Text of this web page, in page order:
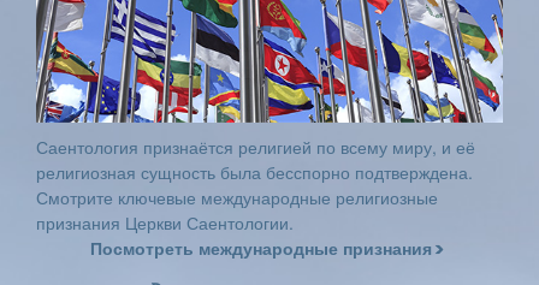
Саентология признаётся религией по всему миру, и её
религиозная сущность была бесспорно подтверждена.
Смотрите ключевые международные религиозные
признания Церкви Саентологии.
Посмотреть международные признания